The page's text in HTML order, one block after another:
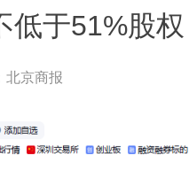
低于51%股
北京商报